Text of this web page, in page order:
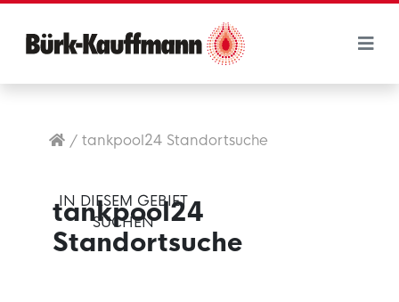
/tankpool24 Standortsuche
tankpool24
Standortsuche
IN DIESEM GEBIET
SUCHEN